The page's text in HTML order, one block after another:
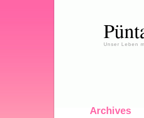
Unser Leben
Archives